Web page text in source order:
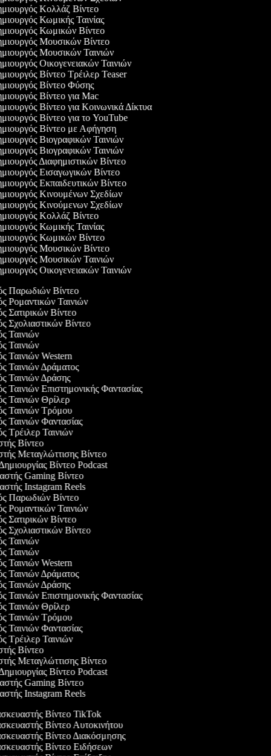
Κολλάζ Βίντεο
Κωμικής Ταινίας
Κωμικών Βίντεο
Μουσικών Βίντεο
Μουσικών Ταινιών
Οικογενειακών Ταινιών
Βίντεο Τρέιλερ Teaser
Βίντεο Φύσης
Βίντεο για Mac
Βίντεο για Κοινωνικά Δίκτυα
Βίντεο για το YouTube
Βίντεο με Αφήγηση
Βιογραφικών Ταινιών
Βιογραφικών Ταινιών
Διαφημιστικών Βίντεο
Εισαγωγικών Βίντεο
Εκπαιδευτικών Βίντεο
Κινουμένων Σχεδίων
Κινούμενων Σχεδίων
Κολλάζ Βίντεο
Κωμικής Ταινίας
Κωμικών Βίντεο
Μουσικών Βίντεο
Μουσικών Ταινιών
Οικογενειακών Ταινιών
Παρωδιών Βίντεο
Ρομαντικών Ταινιών
Σατιρικών Βίντεο
Σχολιαστικών Βίντεο
Ταινιών
Ταινιών
Ταινιών Western
Ταινιών Δράματος
Ταινιών Δράσης
Ταινιών Επιστημονικής Φαντασίας
Ταινιών Θρίλερ
Ταινιών Τρόμου
Ταινιών Φαντασίας
Τρέιλερ Ταινιών
Βίντεο
Μεταγλώττισης Βίντεο
Βίντεο Podcast
Gaming Βίντεο
Instagram Reels
Παρωδιών Βίντεο
Ρομαντικών Ταινιών
Σατιρικών Βίντεο
Σχολιαστικών Βίντεο
Ταινιών
Ταινιών
Ταινιών Western
Ταινιών Δράματος
Ταινιών Δράσης
Ταινιών Επιστημονικής Φαντασίας
Ταινιών Θρίλερ
Ταινιών Τρόμου
Ταινιών Φαντασίας
Τρέιλερ Ταινιών
Βίντεο
Μεταγλώττισης Βίντεο
Βίντεο Podcast
Gaming Βίντεο
Instagram Reels
Βίντεο TikTok
Βίντεο Αυτοκινήτου
Βίντεο Διακόσμησης
Βίντεο Ειδήσεων